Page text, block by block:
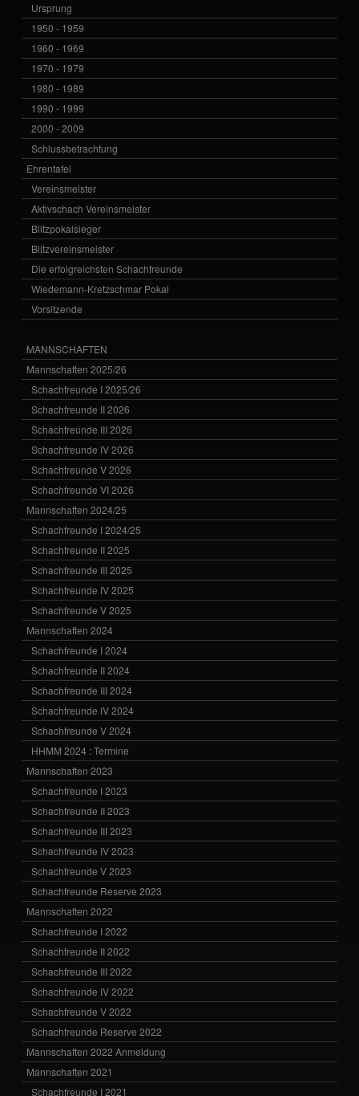
Ursprung
1950 - 1959
1960 - 1969
1970 - 1979
1980 - 1989
1990 - 1999
2000 - 2009
Schlussbetrachtung
Ehrentafel
Vereinsmeister
Aktivschach Vereinsmeister
Blitzpokalsieger
Blitzvereinsmeister
Die erfolgreichsten Schachfreunde
Wiedemann-Kretzschmar Pokal
Vorsitzende
MANNSCHAFTEN
Mannschaften 2025/26
Schachfreunde I 2025/26
Schachfreunde II 2026
Schachfreunde III 2026
Schachfreunde IV 2026
Schachfreunde V 2026
Schachfreunde VI 2026
Mannschaften 2024/25
Schachfreunde I 2024/25
Schachfreunde II 2025
Schachfreunde III 2025
Schachfreunde IV 2025
Schachfreunde V 2025
Mannschaften 2024
Schachfreunde I 2024
Schachfreunde II 2024
Schachfreunde III 2024
Schachfreunde IV 2024
Schachfreunde V 2024
HHMM 2024 : Termine
Mannschaften 2023
Schachfreunde I 2023
Schachfreunde II 2023
Schachfreunde III 2023
Schachfreunde IV 2023
Schachfreunde V 2023
Schachfreunde Reserve 2023
Mannschaften 2022
Schachfreunde I 2022
Schachfreunde II 2022
Schachfreunde III 2022
Schachfreunde IV 2022
Schachfreunde V 2022
Schachfreunde Reserve 2022
Mannschaften 2022 Anmeldung
Mannschaften 2021
Schachfreunde I 2021